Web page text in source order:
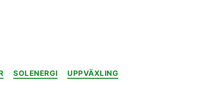
SOLENERGI
UPPVÄXLING